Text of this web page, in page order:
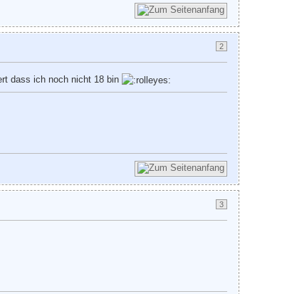
2
dass ich noch nicht 18 bin
3